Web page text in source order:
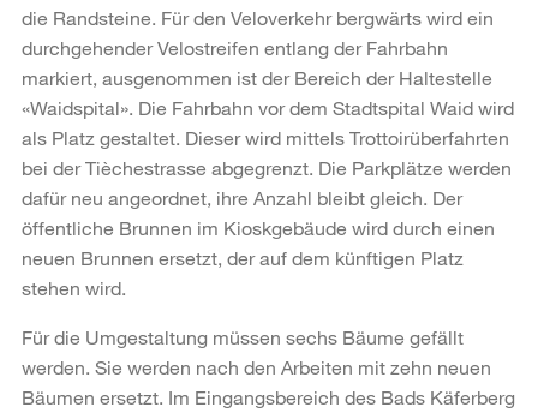
die Randsteine. Für den Veloverkehr bergwärts wird ein
durchgehender Velostreifen entlang der Fahrbahn
markiert, ausgenommen ist der Bereich der Haltestelle
«Waidspital». Die Fahrbahn vor dem Stadtspital Waid wird
als Platz gestaltet. Dieser wird mittels Trottoirüberfahrten
bei der Tièchestrasse abgegrenzt. Die Parkplätze werden
dafür neu angeordnet, ihre Anzahl bleibt gleich. Der
öffentliche Brunnen im Kioskgebäude wird durch einen
neuen Brunnen ersetzt, der auf dem künftigen Platz
stehen wird.
Für die Umgestaltung müssen sechs Bäume gefällt
werden. Sie werden nach den Arbeiten mit zehn neuen
Bäumen ersetzt. Im Eingangsbereich des Bads Käferberg